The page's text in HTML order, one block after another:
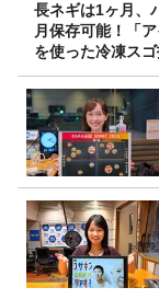
長ネギは1ヶ月、
月保存可能！「ア
を使った冷凍ス